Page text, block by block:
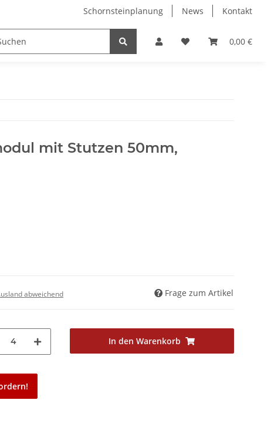
Schornsteinplanung News Kontakt
0,00 €
mit Stutzen 50mm,
abweichend Frage zum Artikel
4 In den Warenkorb